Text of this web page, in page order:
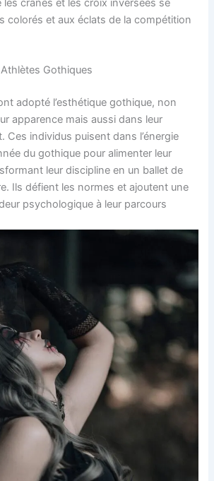
crânes et les croix inversées se
colorés et aux éclats de la compétition
Gothiques
adopté l’esthétique gothique, non
apparence mais aussi dans leur
Ces individus puisent dans l’énergie
du gothique pour alimenter leur
leur discipline en un ballet de
Ils défient les normes et ajoutent une
psychologique à leur parcours